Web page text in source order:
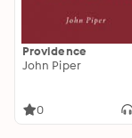
Providence
John Piper
0